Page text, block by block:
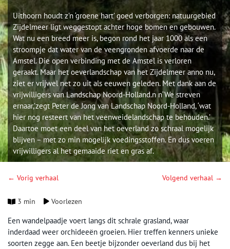
Uithoorn houdt z’n ‘groene hart’ goed verborgen: natuurgebied
Zijdelmeer ligt weggestopt achter hoge bomen en gebouwen.
Wat nu een breed meer is, begon rond het jaar 1000 als een
stroompje dat water van de veengronden afvoerde naar de
Amstel. Die open verbinding met de Amstel is verloren
geraakt. Maar het oeverlandschap van het Zijdelmeer anno nu,
ziet er vrijwel net zo uit als eeuwen geleden. Met dank aan de
vrijwilligers van Landschap Noord-Holland.n n‘We streven
ernaar,’zegt Peter de Jong van Landschap Noord-Holland, ‘wat
hier nog resteert van het veenweidelandschap te behouden.’
Daartoe moet een deel van het oeverland zo schraal mogelijk
blijven – met zo min mogelijk voedingsstoffen. En dus voeren
vrijwilligers al het gemaaide riet en gras af.
← Vorig verhaal Volgend verhaal →
3 min Voorlezen
Een wandelpaadje voert langs dit schrale grasland, waar
inderdaad weer orchideeën groeien. Hier treffen kenners unieke
soorten zegge aan. Een beetje bijzonder oeverland dus bij het